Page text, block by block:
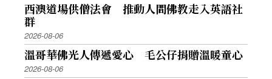
西澳道場供僧法會 推動人間佛教走入英語社
群
2026-08-06
溫哥華佛光人傳遞愛心 毛公仔捐贈溫暖童心
2026-08-06